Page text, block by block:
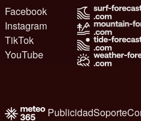
Facebook
Instagram
TikTok
YouTube
PublicidadSoporte